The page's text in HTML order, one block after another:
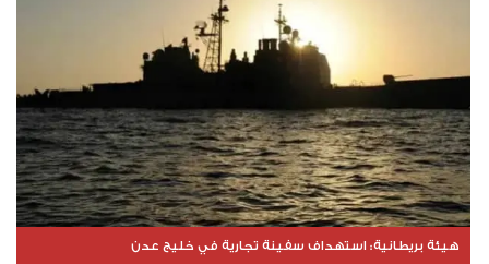
هيئة بريطانية: استهداف سفينة تجارية في خليج عدن